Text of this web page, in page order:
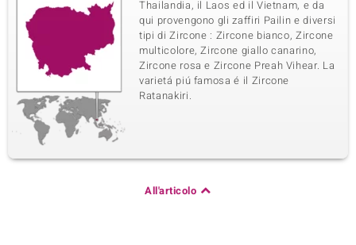
Thailandia, il Laos ed il Vietnam, e da
qui provengono gli zaffiri Pailin e diversi
tipi di Zircone : Zircone bianco, Zircone
multicolore, Zircone giallo canarino,
Zircone rosa e Zircone Preah Vihear. La
varietá piú famosa é il Zircone
Ratanakiri.
All'articolo